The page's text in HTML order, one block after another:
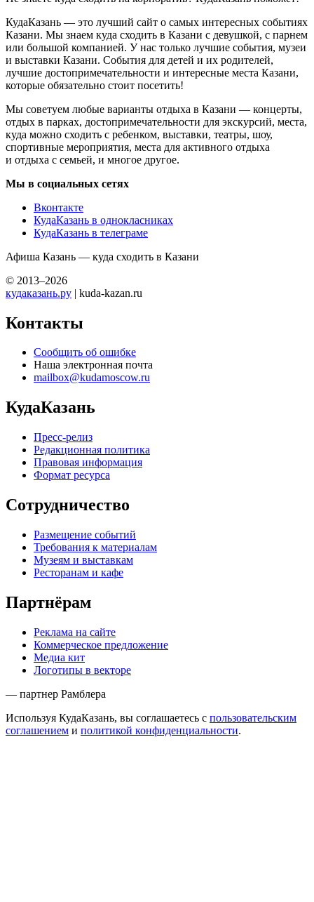
КудаКазань — это лучший сайт о самых интересных событиях
Казани. Мы знаем куда сходить в Казани с девушкой, с парнем
или большой компанией. У нас только лучшие события, музеи
и выставки Казани. События для детей и их родителей,
лучшие достопримечательности и интересные места Казани,
которые обязательно стоит посетить!
Мы советуем любые варианты отдыха в Казани — концерты,
отдых в парках, достопримечательности для экскурсий, места,
куда можно сходить с ребенком, выставки, театры, шоу,
спортивные мероприятия, места для активного отдыха
и отдыха с семьей, и многое другое.
Мы в социальных сетях
Вконтакте
КудаКазань в однокласниках
КудаКазань в телеграме
Афиша Казань — куда сходить в Казани
© 2013–2026
кудаказань.ру | kuda-kazan.ru
Контакты
Сообщить об ошибке
Наша электронная почта
mailbox@kudamoscow.ru
КудаКазань
Пресс-релиз
Редакционная политика
Правовая информация
Формат ресурса
Сотрудничество
Размещение событий
Требования к материалам
Музеям и выставкам
Ресторанам и кафе
Партнёрам
Реклама на сайте
Коммерческое предложение
Медиа кит
Логотипы в векторе
— партнер Рамблера
Используя КудаКазань, вы соглашаетесь с пользовательским
соглашением и политикой конфиденциальности.